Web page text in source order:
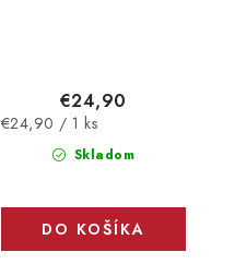
Skladom
€24,90
Jednotková
€24,90 / 1 ks
DO KOŠÍKA